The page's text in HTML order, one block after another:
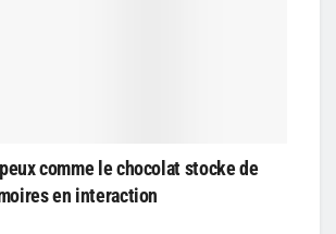
comme le chocolat stocke de
en interaction